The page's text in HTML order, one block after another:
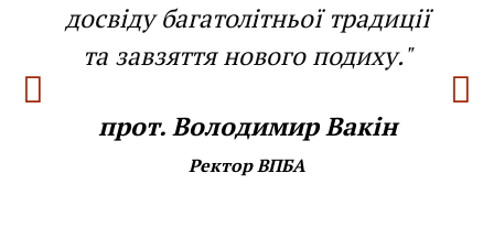
досвіду багатолітньої традиції
та завзяття нового подиху."
прот. Володимир Вакін
Ректор ВПБА